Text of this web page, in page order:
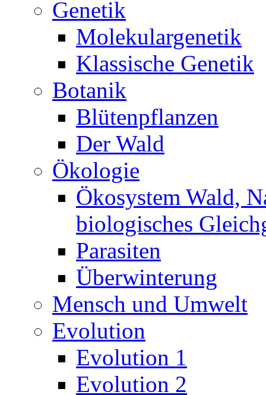
Genetik
Molekulargenetik
Klassische Genetik
Botanik
Blütenpflanzen
Der Wald
Ökologie
Ökosystem Wald,
biologisches
Parasiten
Überwinterung
Mensch und Umwelt
Evolution
Evolution 1
Evolution 2